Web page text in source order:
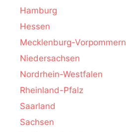
Hamburg
Hessen
Mecklenburg-Vorpommern
Niedersachsen
Nordrhein-Westfalen
Rheinland-Pfalz
Saarland
Sachsen